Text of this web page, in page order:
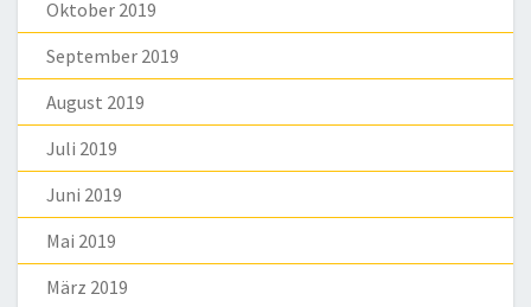
Oktober 2019
September 2019
August 2019
Juli 2019
Juni 2019
Mai 2019
März 2019